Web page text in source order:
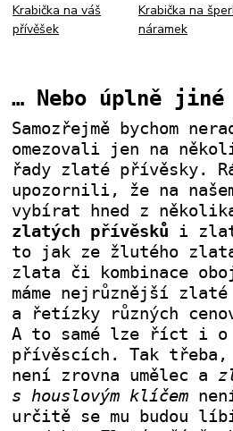
Krabička na váš
přívěšek
Krabička na
náramek
… Nebo úplně jiné
Samozřejmě bychom
omezovali jen na
řady zlaté přívěsky.
upozornili, že na
vybírat hned z
zlatých přívěsků i
to jak ze žlutého
zlata či kombinace
máme nejrůznější zlaté
a řetízky různých
A to samé lze říct i o
přívěscích. Tak třeba,
není zrovna umělec a
s houslovým klíčem
určitě se mu budou